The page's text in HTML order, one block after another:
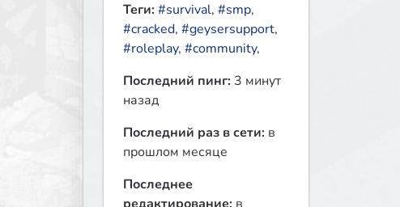
Теги:#survival, #smp,
#cracked, #geysersupport,
#roleplay, #community,
Последний пинг: 3 минут
назад
Последний раз в сети: в
прошлом месяце
Последнее